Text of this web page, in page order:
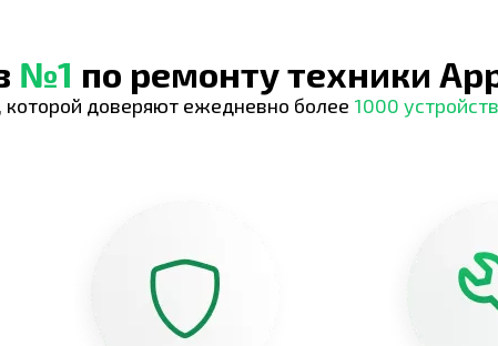
№1 по ремонту техники
доверяют ежедневно более 1000 устройств